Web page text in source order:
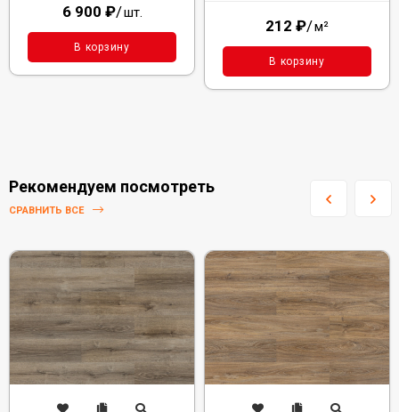
6 900 ₽/шт.
В корзину
212 ₽/м²
В корзину
Рекомендуем посмотреть
СРАВНИТЬ ВСЕ